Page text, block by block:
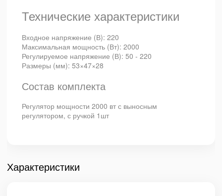
Технические характеристики
Входное напряжение (В): 220
Максимальная мощность (Вт): 2000
Регулируемое напряжение (В): 50 - 220
Размеры (мм): 53×47×28
Состав комплекта
Регулятор мощности 2000 вт с выносным
регулятором, с ручкой 1шт
Характеристики